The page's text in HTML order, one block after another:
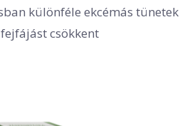
különféle ekcémás tünetek
csökkent